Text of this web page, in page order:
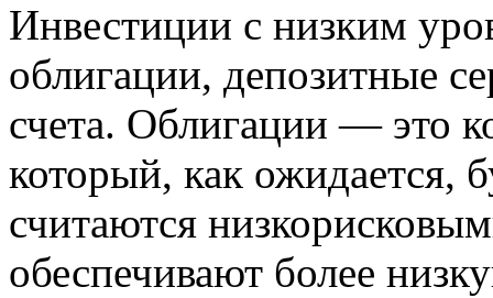
Инвестиции с низким
облигации, депозитные
счета. Облигации — это
который, как ожидается,
считаются
обеспечивают более